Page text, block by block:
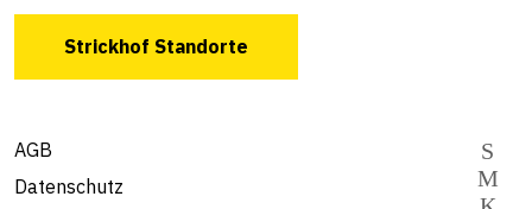
Strickhof Standorte
AGB
Datenschutz